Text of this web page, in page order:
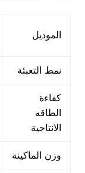
الموديل
نمط التعبئة
كفاءة
الطاقه
الانتاجية
وزن الماكينة